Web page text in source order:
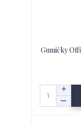
Gumičky